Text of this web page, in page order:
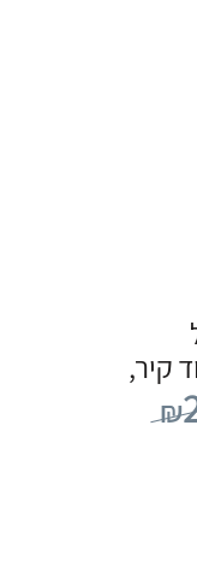
קיר,
₪